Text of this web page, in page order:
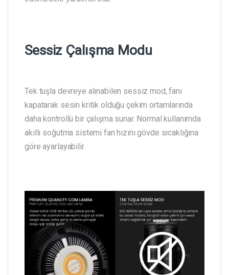
Sessiz Çalışma Modu
Tek tuşla devreye alınabilen sessiz mod, fanı
kapatarak sesin kritik olduğu çekim ortamlarında
daha kontrollü bir çalışma sunar. Normal kullanımda
akıllı soğutma sistemi fan hızını gövde sıcaklığına
göre ayarlayabilir.